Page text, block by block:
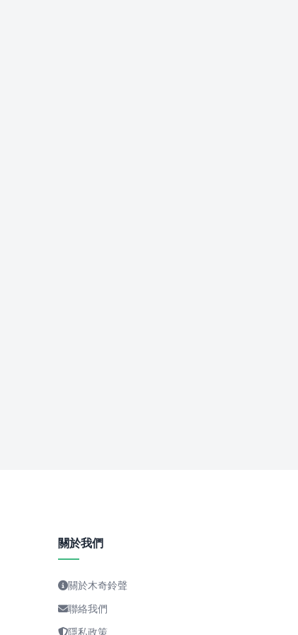
關於我們
關於木奇鈴聲
聯絡我們
隱私政策